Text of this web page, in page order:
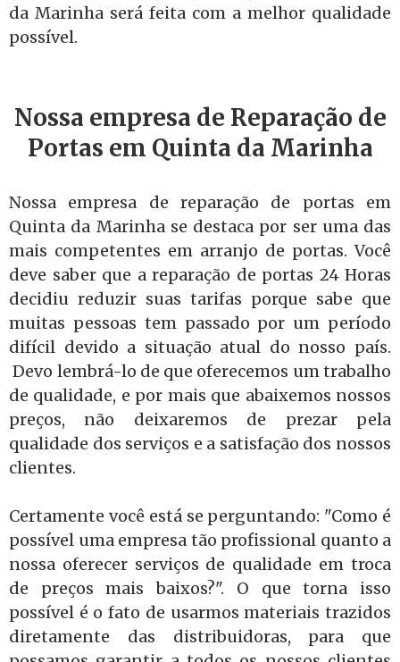
da Marinha será feita com a melhor qualidade
possível.
Nossa empresa de Reparação de
Portas em Quinta da Marinha
Nossa empresa de reparação de portas em
Quinta da Marinha se destaca por ser uma das
mais competentes em arranjo de portas. Você
deve saber que a reparação de portas 24 Horas
decidiu reduzir suas tarifas porque sabe que
muitas pessoas tem passado por um período
difícil devido a situação atual do nosso país.
Devo lembrá-lo de que oferecemos um trabalho
de qualidade, e por mais que abaixemos nossos
preços, não deixaremos de prezar pela
qualidade dos serviços e a satisfação dos nossos
clientes.
Certamente você está se perguntando: "Como é
possível uma empresa tão profissional quanto a
nossa oferecer serviços de qualidade em troca
de preços mais baixos?". O que torna isso
possível é o fato de usarmos materiais trazidos
diretamente das distribuidoras, para que